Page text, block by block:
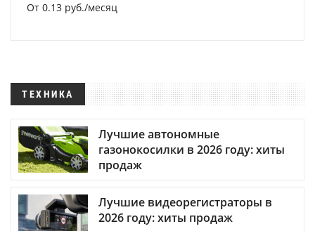
От 0.13 руб./месяц
ТЕХНИКА
Лучшие автономные
газонокосилки в 2026 году: хиты
продаж
Лучшие видеорегистраторы в
2026 году: хиты продаж